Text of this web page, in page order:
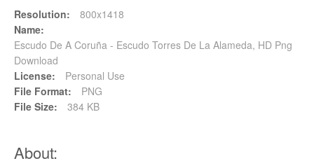
Resolution:
800x1418
Name:
Escudo De A Coruña - Escudo Torres De La Alameda, HD Png
Download
License:
Personal Use
File Format:
PNG
File Size:
384 KB
About: